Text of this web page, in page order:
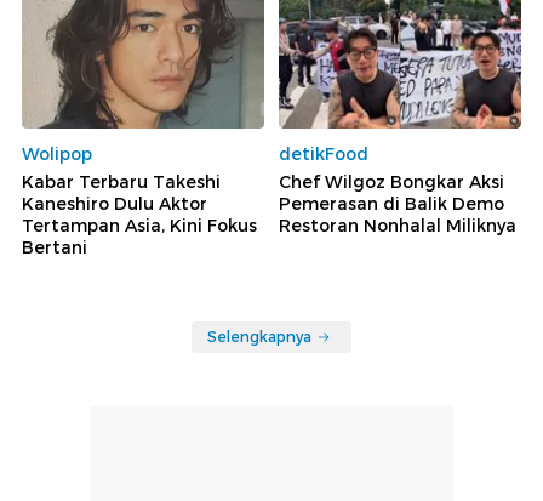
Wolipop
Kabar Terbaru Takeshi
Kaneshiro Dulu Aktor
Tertampan Asia, Kini Fokus
Bertani
detikFood
Chef Wilgoz Bongkar Aksi
Pemerasan di Balik Demo
Restoran Nonhalal Miliknya
Selengkapnya